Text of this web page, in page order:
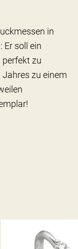
in
Er soll ein
perfekt zu
zu einem